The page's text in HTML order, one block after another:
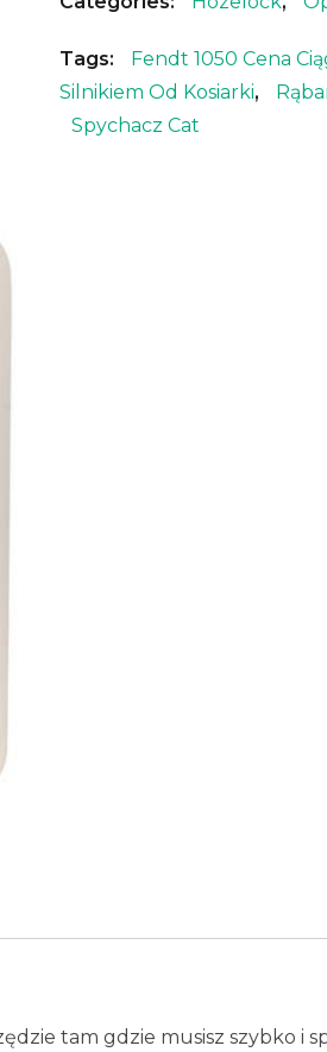
Tags: Fendt 1050 Cena
Silnikiem Od Kosiarki,
Spychacz Cat
tam gdzie musisz szybko i